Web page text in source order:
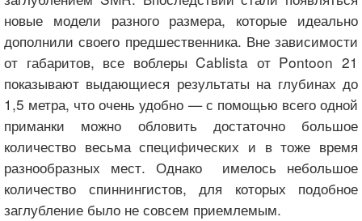
новые модели разного размера, которые идеально
дополнили своего предшественника. Вне зависимости
от габаритов, все воблеры Cablista от Pontoon 21
показывают выдающиеся результаты на глубинах до
1,5 метра, что очень удобно — с помощью всего одной
приманки можно обловить достаточно большое
количество весьма специфических и в тоже время
разнообразных мест. Однако имелось небольшое
количество спиннингистов, для которых подобное
заглубление было не совсем приемлемым.